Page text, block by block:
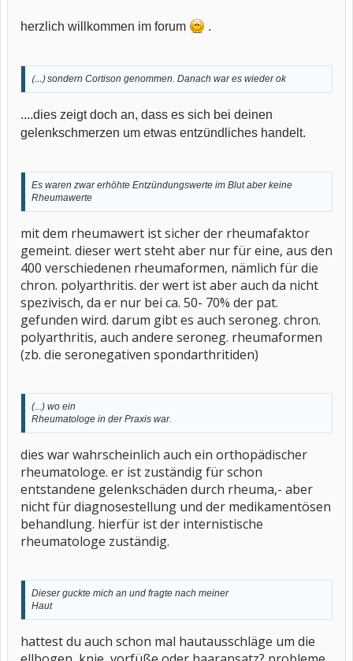
herzlich willkommen im forum .
(...)sondern Cortison genommen. Danach war es wieder ok
....dies zeigt doch an, dass es sich bei deinen
gelenkschmerzen um etwas entzündliches handelt.
Es waren zwar erhöhte Entzündungswerte im Blut aber keine
Rheumawerte
mit dem rheumawert ist sicher der rheumafaktor
gemeint. dieser wert steht aber nur für eine, aus den
400 verschiedenen rheumaformen, nämlich für die
chron. polyarthritis. der wert ist aber auch da nicht
spezivisch, da er nur bei ca. 50- 70% der pat.
gefunden wird. darum gibt es auch seroneg. chron.
polyarthritis, auch andere seroneg. rheumaformen
(zb. die seronegativen spondarthritiden)
(...) wo ein
Rheumatologe in der Praxis war.
dies war wahrscheinlich auch ein orthopädischer
rheumatologe. er ist zuständig für schon
entstandene gelenkschäden durch rheuma,- aber
nicht für diagnosestellung und der medikamentösen
behandlung. hierfür ist der internistische
rheumatologe zuständig.
Dieser guckte mich an und fragte nach meiner
Haut
hattest du auch schon mal hautausschläge um die